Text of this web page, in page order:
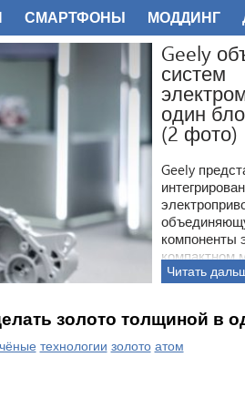
золото толщиной в
технологии золото атом
СМАРТФОНЫ МОДДИНГ
ФОТО